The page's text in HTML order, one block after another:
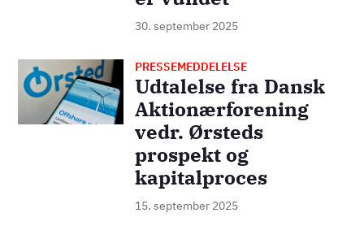
30. september 2025
Billede PRESSEMEDDELELSE
Udtalelse fra Dansk
Aktionærforening
vedr. Ørsteds
prospekt og
kapitalproces
15. september 2025